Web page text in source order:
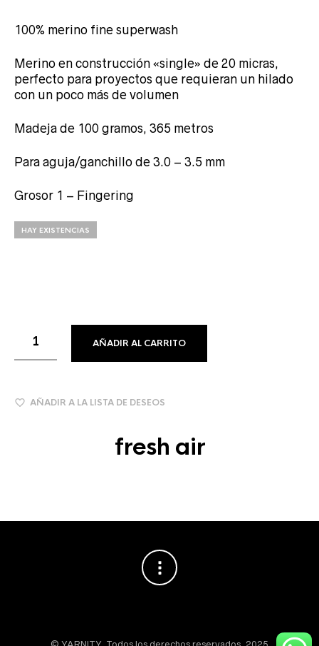
fresh air
100% merino fine superwash
Merino en construcción «single» de 20 micras,
perfecto para proyectos que requieran un hilado
con un poco más de volumen
Madeja de 100 gramos, 365 metros
Para aguja/ganchillo de 3.0 – 3.5 mm
Grosor 1 – Fingering
HAY EXISTENCIAS
AÑADIR AL CARRITO
AÑADIR A LA LISTA DE DESEOS